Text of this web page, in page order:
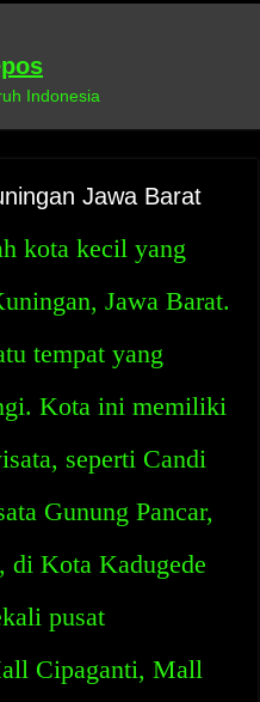
Indonesia
Jawa Barat
kota kecil yang
Jawa Barat.
tempat yang
Kota ini memiliki
seperti Candi
Gunung Pancar,
di Kota Kadugede
pusat
Cipaganti, Mall